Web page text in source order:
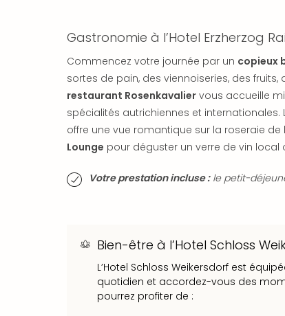
Gastronomie à l’Hotel Erzherzog
Commencez votre journée par un copieux
sortes de pain, des viennoiseries, des
restaurant Rosenkavalier vous accueille
spécialités autrichiennes et
offre une vue romantique sur la roseraie de
Lounge pour déguster un verre de vin local
Votre prestation incluse :le petit-
Bien-être à l’Hotel Schloss
L’Hotel Schloss Weikersdorf est
quotidien et accordez-vous des
pourrez profiter de :